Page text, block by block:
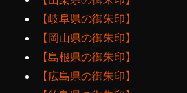
【岐阜県の御朱印】
【岡山県の御朱印】
【島根県の御朱印】
【広島県の御朱印】